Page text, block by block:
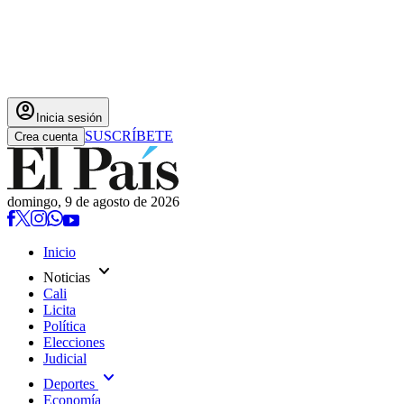
account_circle Inicia sesión
Crea cuenta SUSCRÍBETE
domingo, 9 de agosto de 2026
Inicio
Noticias expand_more
Cali
Licita
Política
Elecciones
Judicial
Deportes expand_more
Economía